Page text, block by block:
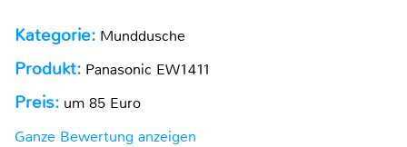
Kategorie: Munddusche
Produkt: Panasonic EW1411
Preis: um 85 Euro
Ganze Bewertung anzeigen